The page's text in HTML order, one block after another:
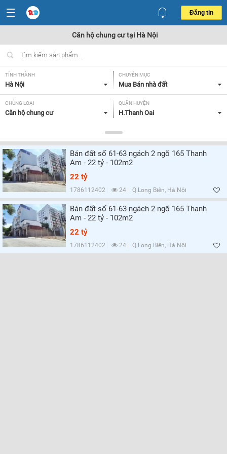
Đăng tin
Căn hộ chung cư tại Hà Nội
TỈNH THÀNH
Hà Nội
CHUYÊN MỤC
Mua Bán nhà đất
CHỦNG LOẠI
Căn hộ chung cư
QUẬN HUYỆN
H.Thanh Oai
Tất cả
MỨC GIÁ
Tất cả
SỐ PHÒNG NGỦ
Tất cả
CĂN GÓC/ CĂN THƯỜNG
HƯỚNG CỬA CHÍNH
Tất cả
HƯỚNG BAN CÔNG
Tất cả
GIẤY TỜ PHÁP LÝ
Tất cả
Lọc
Bán đất số 61-63 ngách 2 ngõ 165 Thanh
Am - 22 tỷ - 102m2
22 tỷ
1786112402 24 Q.Long Biên, Hà Nội
Bán đất số 61-63 ngách 2 ngõ 165 Thanh
Am - 22 tỷ - 102m2
22 tỷ
1786112402 24 Q.Long Biên, Hà Nội